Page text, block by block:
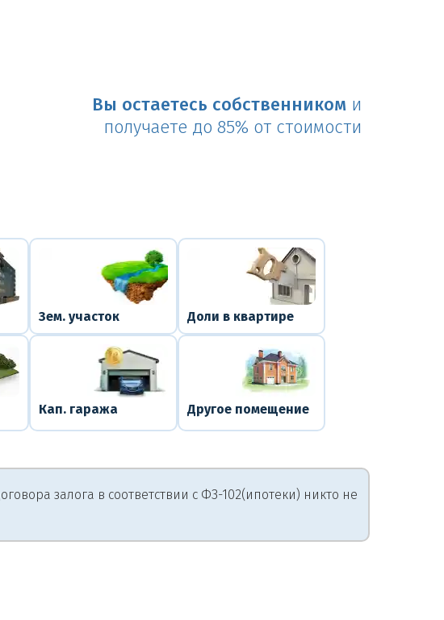
Вы остаетесь собственником и
получаете до 85% от стоимости
Зем. участок Доли в квартире
Кап. гаража Другое помещение
залога в соответствии с ФЗ-102(ипотеки) никто не